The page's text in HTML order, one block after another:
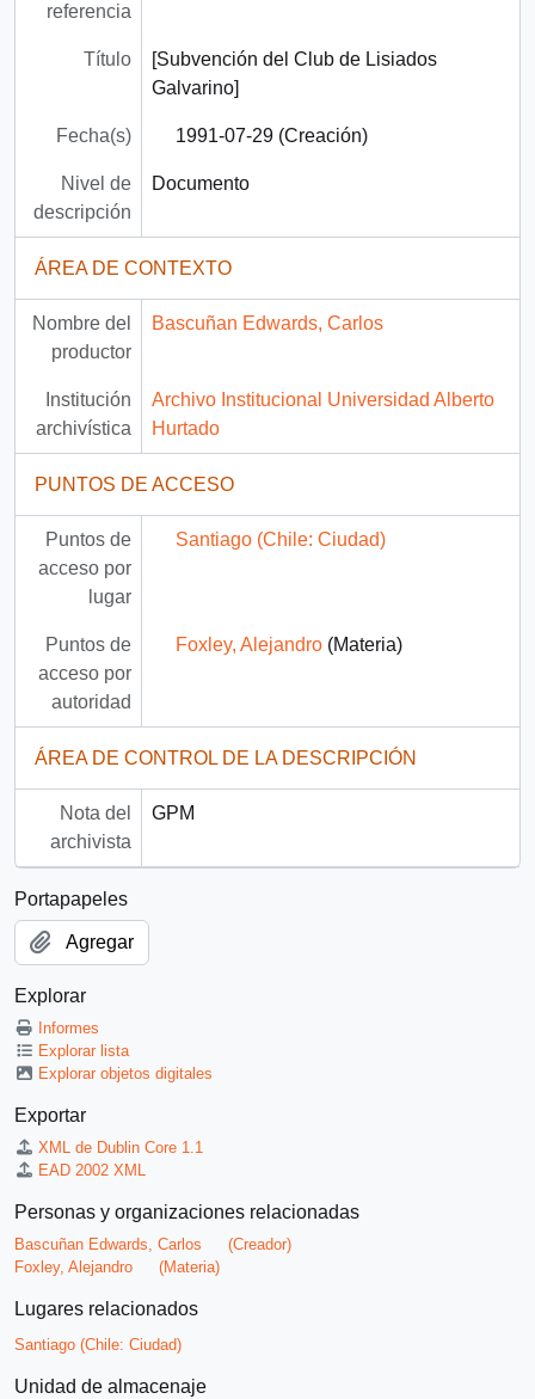
referencia
Título
[Subvención del Club de Lisiados
Galvarino]
Fecha(s) 1991-07-29 (Creación)
Nivel de
descripción
Documento
ÁREA DE CONTEXTO
Nombre del
productor
Bascuñan Edwards, Carlos
Institución
archivística
Archivo Institucional Universidad Alberto
Hurtado
PUNTOS DE ACCESO
Puntos de
acceso por
lugar
Santiago (Chile: Ciudad)
Puntos de
acceso por
autoridad
Foxley, Alejandro(Materia)
ÁREA DE CONTROL DE LA DESCRIPCIÓN
Nota del
archivista
GPM
Portapapeles
Agregar
Explorar
Informes
Explorar lista
Explorar objetos digitales
Exportar
XML de Dublin Core 1.1
EAD 2002 XML
Personas y organizaciones relacionadas
Bascuñan Edwards, Carlos
(Creador)
Foxley, Alejandro
(Materia)
Lugares relacionados
Santiago (Chile: Ciudad)
Unidad de almacenaje